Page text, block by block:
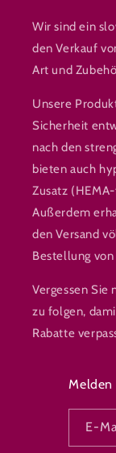
Wir sind ein
den Verkauf
Art und
Unsere
Sicherheit
nach den
bieten auch
Zusatz
Außerdem
den Versand
Bestellung von
Vergessen Sie
zu folgen,
Rabatte
Melden
E-